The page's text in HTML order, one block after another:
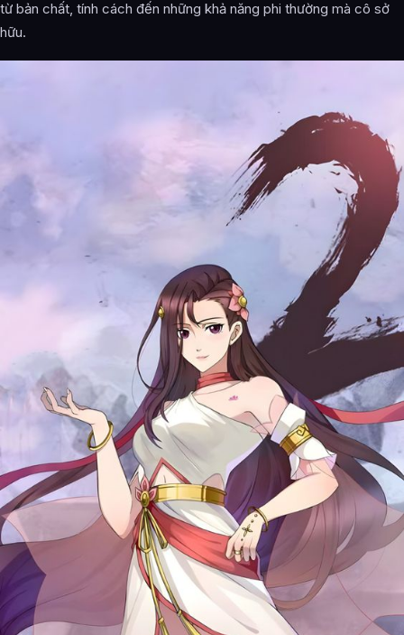
từ bản chất, tính cách đến những khả năng phi thường mà cô sở
hữu.